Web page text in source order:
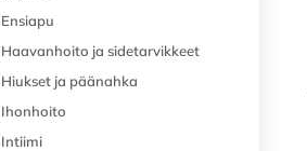
Ensiapu
Haavanhoito ja sidetarvikkeet
Hiukset ja päänahka
Ihonhoito
Intiimi